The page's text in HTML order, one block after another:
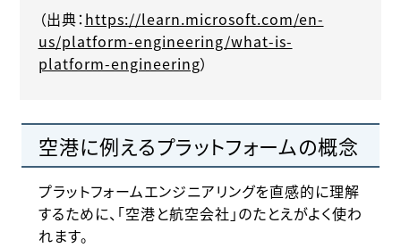
（出典： https://learn.microsoft.com/en-
us/platform-engineering/what-is-
platform-engineering）
空港に例えるプラットフォームの概念
プラットフォームエンジニアリングを直感的に理解
するために、「空港と航空会社」のたとえがよく使わ
れます。